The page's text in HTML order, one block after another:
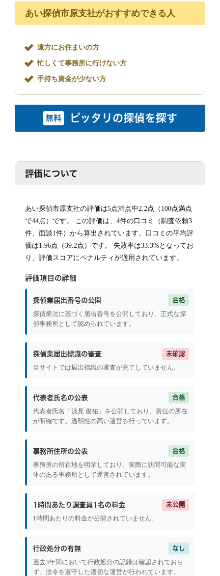
あい探偵市原支社がおすすめできる人
遠方にお住まいの方
忙しくて事務所に行けない方
手持ち資金が少ない方
無料 ピッタリの探偵を探す
評価について
あい探偵市原支社の評価は5点満点中2.2点（100点満点
で44点）です。 この評価は、4件の口コミ（調査依頼3
件、面談1件）から算出されています。口コミの平均評
価は1.96点（39.2点）です。 失敗率は33.3%となってお
り、評価スコアにペナルティが適用されています。
評価項目の詳細
探偵業届出番号の公開 合格
探偵業法に基づく届出番号を公開しており、正式な探
偵事務所として認められています。
探偵業届出標識の審査 未確認
当サイトでは届出標識の審査が完了していません。
代表者氏名の公表 合格
代表者氏名「浅見 俊祐」を公開しており、責任の所在
が明確です。透明性の高い運営を行っています。
事務所住所の公表 合格
事務所の所在地を明示しており、実際に訪問可能な実
体のある事務所として運営されています。
1時間あたり調査員1名の料金 未公開
1時間あたりの料金が公開されていません。
行政処分の有無 なし
過去3年間において行政処分の記録は確認されておら
ず、法令を遵守した適切な運営が行われています。